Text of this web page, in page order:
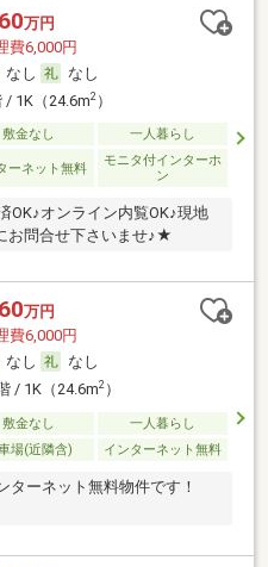
万円
費6,000円
なし
なし
/ 1K（24.6m2）
敷金なし 一人暮らし
ーネット無料
モニタ付インターホ
ン
オンライン内覧OK♪現地
お問合せ下さいませ♪★
万円
費6,000円
なし
なし
/ 1K（24.6m2）
敷金なし
一人暮らし
場(近隣含) インターネット無料
ターネット無料物件です！